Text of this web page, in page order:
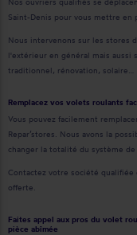
Saint-Denis pour vous mettre en
Nous intervenons sur les stores
l'extérieur en général mais aussi
traditionnel, rénovation, solaire…
Remplacez vos volets roulants
Vous pouvez facilement
Repar’stores. Nous avons la
changer la totalité du système
Contactez votre société
offerte.
Faites appel aux pros du volet
pièce abîmée